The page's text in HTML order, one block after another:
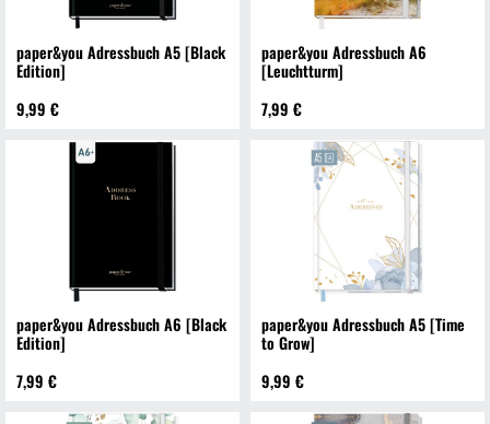
paper&you Adressbuch A5 [Black
Edition]
9,99 €
paper&you Adressbuch A6
[Leuchtturm]
7,99 €
paper&you Adressbuch A6 [Black
Edition]
7,99 €
paper&you Adressbuch A5 [Time
to Grow]
9,99 €